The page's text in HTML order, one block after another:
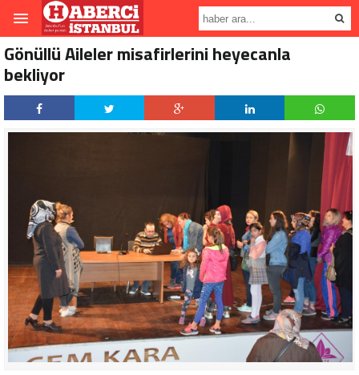
Gönüllü Aileler misafirlerini heyecanla
bekliyor